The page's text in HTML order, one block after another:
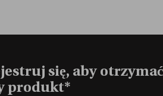
się, aby
produkt*